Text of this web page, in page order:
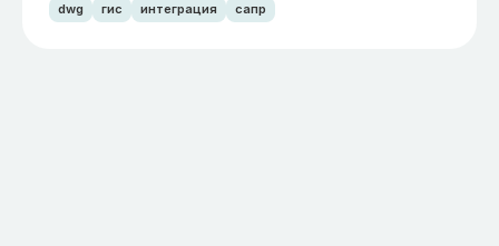
dwg гис интеграция сапр